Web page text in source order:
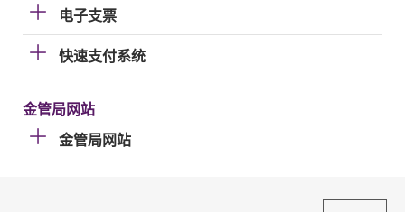
电子支票
快速支付系统
金管局网站
金管局网站